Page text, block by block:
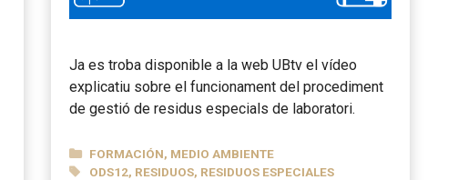
Ja es troba disponible a la web UBtv el vídeo
explicatiu sobre el funcionament del procediment
de gestió de residus especials de laboratori.
CATEGORÍAS
FORMACIÓN, MEDIO AMBIENTE
ETIQUETAS
ODS12, RESIDUOS, RESIDUOS ESPECIALES